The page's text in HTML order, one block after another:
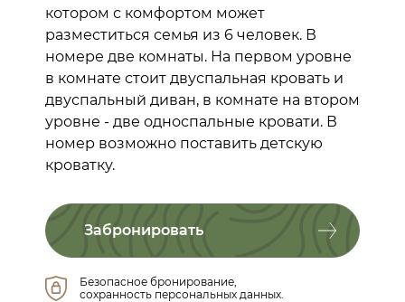
котором с комфортом может
разместиться семья из 6 человек. В
номере две комнаты. На первом уровне
в комнате стоит двуспальная кровать и
двуспальный диван, в комнате на втором
уровне - две односпальные кровати. В
номер возможно поставить детскую
кроватку.
Забронировать
Безопасное бронирование,
сохранность персональных данных.